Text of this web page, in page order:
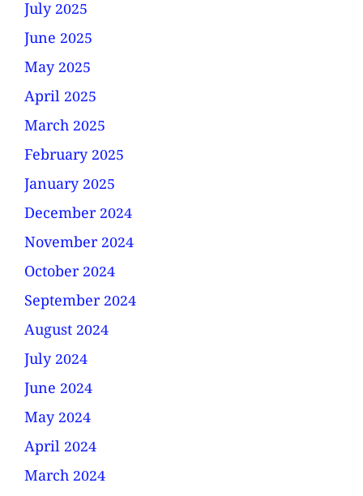
July 2025
June 2025
May 2025
April 2025
March 2025
February 2025
January 2025
December 2024
November 2024
October 2024
September 2024
August 2024
July 2024
June 2024
May 2024
April 2024
March 2024